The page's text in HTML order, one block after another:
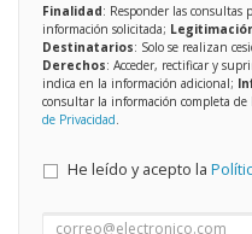
Finalidad: Responder las consultas
información solicitada;
Destinatarios: Solo se realizan
Derechos: Acceder, rectificar y
indica en la información adicional;
consultar la información completa de
de Privacidad
He leído y acepto la